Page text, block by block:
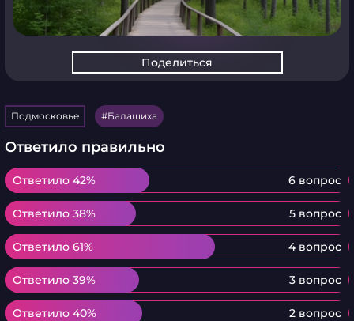
Поделиться
Подмосковье Балашиха
Ответило правильно
Ответило 42% 6 вопрос
Ответило 42%
Ответило 38% 5 вопрос
Ответило 38%
Ответило 61% 4 вопрос
Ответило 61%
Ответило 39% 3 вопрос
Ответило 39%
Ответило 40% 2 вопрос
Ответило 40%